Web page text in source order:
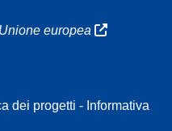
europea
dei progetti - Informativa